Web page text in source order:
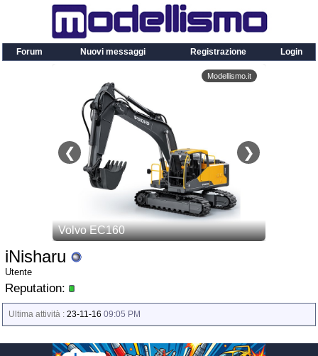
Forum Nuovi messaggi Registrazione Login
iNisharu
Utente
Reputation:
Ultima attività : 23-11-16 09:05 PM